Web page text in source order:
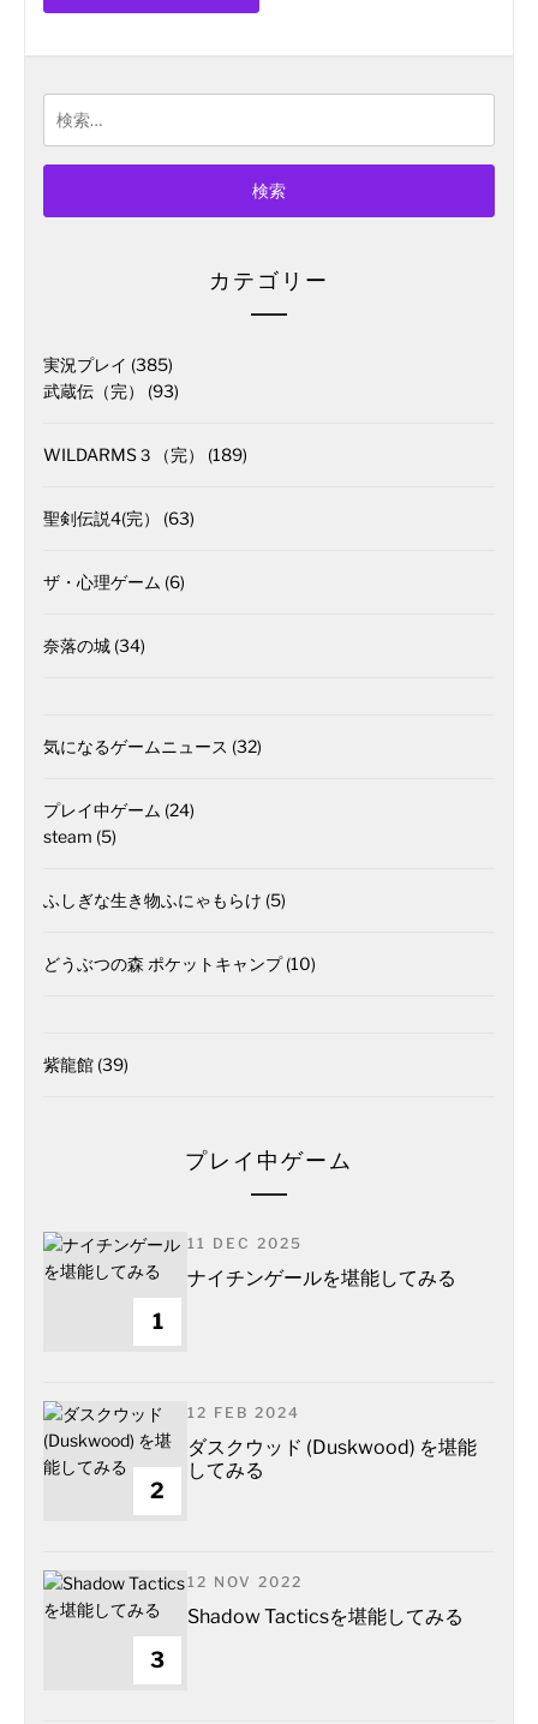
索:
カテゴリー
実況プレイ (385)
武蔵伝（完）
(93)
WILDARMS３（完） (189)
聖剣伝説4(完） (63)
ザ・心理ゲーム (6)
奈落の城 (34)
気になるゲームニュース (32)
プレイ中ゲーム (24)
steam (5)
ふしぎな生き物ふにゃもらけ (5)
どうぶつの森 ポケットキャンプ(10)
紫龍館 (39)
プレイ中ゲーム
1
11 DEC 2025
ナイチンゲールを堪能してみる
2
12 FEB 2024
ダスクウッド (Duskwood) を堪能
してみる
3
12 NOV 2022
Shadow Tacticsを堪能してみる